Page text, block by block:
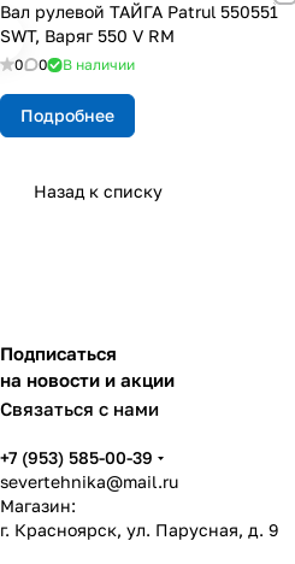
Вал рулевой ТАЙГА Patrul 550551
SWT, Варяг 550 V RM
0 0 В наличии
Подробнее
Назад к списку
Подписаться
на новости и акции
Связаться с нами
+7 (953) 585-00-39
severtehnika@mail.ru
Магазин:
г. Красноярск, ул. Парусная, д. 9